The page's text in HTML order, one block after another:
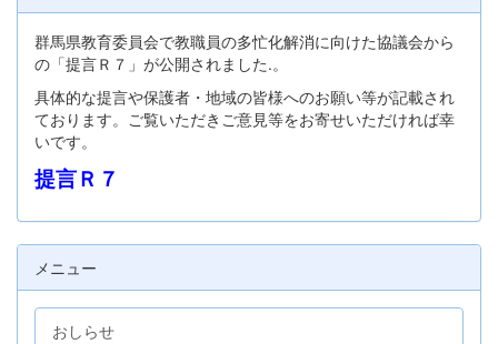
群馬県教育委員会で教職員の多忙化解消に向けた協議会から
の「提言Ｒ７」が公開されました.。
具体的な提言や保護者・地域の皆様へのお願い等が記載され
ております。ご覧いただきご意見等をお寄せいただければ幸
いです。
提言Ｒ７
メニュー
おしらせ